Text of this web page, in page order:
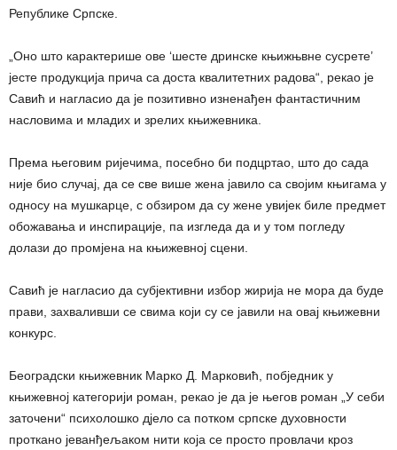
Републике Српске.
„Оно што карактерише ове ‘шесте дринске књижњвне сусрете’
јесте продукција прича са доста квалитетних радова“, рекао је
Савић и нагласио да је позитивно изненађен фантастичним
насловима и младих и зрелих књижевника.
Према његовим ријечима, посебно би подцртао, што до сада
није био случај, да се све више жена јавило са својим књигама у
односу на мушкарце, с обзиром да су жене увијек биле предмет
обожавања и инспирације, па изгледа да и у том погледу
долази до промјена на књижевној сцени.
Савић је нагласио да субјективни избор жирија не мора да буде
прави, захваливши се свима који су се јавили на овај књижевни
конкурс.
Београдски књижевник Марко Д. Марковић, побједник у
књижевној категорији роман, рекао је да је његов рoман „У себи
заточени“ психолошко дјело са потком српске духовности
проткано јеванђељаком нити која се просто провлачи кроз